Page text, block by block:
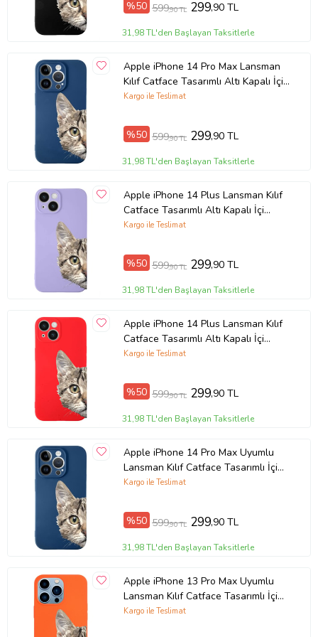
Ürün Kodu:kcm71393550
%50 599,90 TL 299,90 TL
31,98 TL'den Başlayan Taksitlerle
Apple iPhone 14 Pro Max Lansman
Kılıf Catface Tasarımlı Altı Kapalı İçi
Kadife Kaplı Kapak (Şeffaf)
Kargo ile Teslimat
%50 599,90 TL 299,90 TL
31,98 TL'den Başlayan Taksitlerle
Apple iPhone 14 Plus Lansman Kılıf
Catface Tasarımlı Altı Kapalı İçi
Kadife Kaplı Kapak (Şeffaf)
Kargo ile Teslimat
%50 599,90 TL 299,90 TL
31,98 TL'den Başlayan Taksitlerle
Apple iPhone 14 Plus Lansman Kılıf
Catface Tasarımlı Altı Kapalı İçi
Kadife Kaplı Kapak (Şeffaf)
Kargo ile Teslimat
%50 599,90 TL 299,90 TL
31,98 TL'den Başlayan Taksitlerle
Apple iPhone 14 Pro Max Uyumlu
Lansman Kılıf Catface Tasarımlı İçi
Kadife Kapak-Lacivert (Şeffaf)
Kargo ile Teslimat
%50 599,90 TL 299,90 TL
31,98 TL'den Başlayan Taksitlerle
Apple iPhone 13 Pro Max Uyumlu
Lansman Kılıf Catface Tasarımlı İçi
Kadife Kapak-Turuncu (Şeffaf)
Kargo ile Teslimat